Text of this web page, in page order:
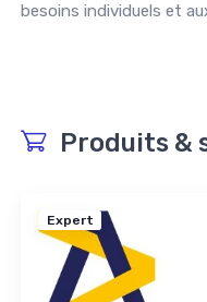
besoins individuels et
Produits &
Expert